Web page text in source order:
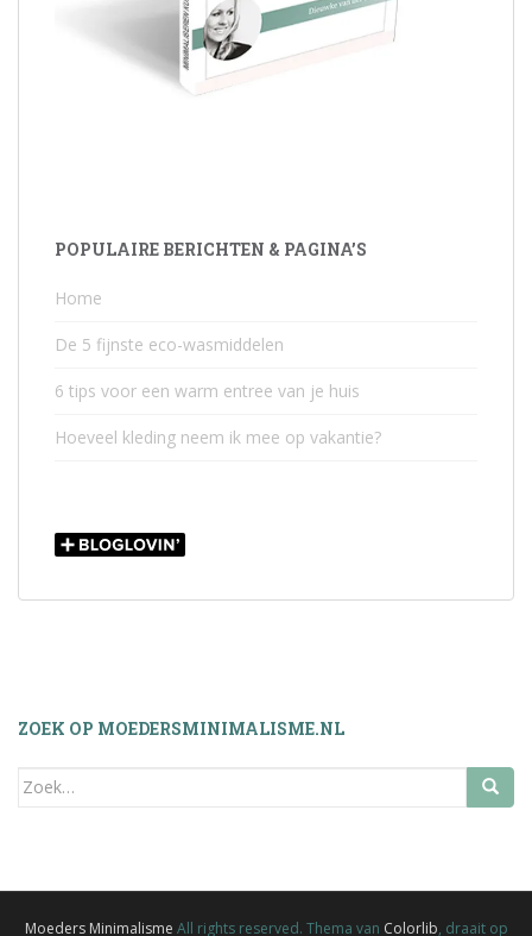
POPULAIRE BERICHTEN & PAGINA’S
Home
De 5 fijnste eco-wasmiddelen
6 tips voor een warm entree van je huis
Hoeveel kleding neem ik mee op vakantie?
ZOEK OP MOEDERSMINIMALISME.NL
Zoek
Moeders Minimalisme All rights reserved. Thema van Colorlib, draait op